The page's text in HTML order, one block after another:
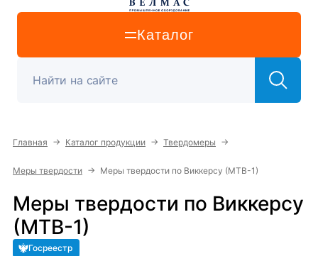
Каталог
Главная → Каталог продукции → Твердомеры →
Меры твердости → Меры твердости по Виккерсу (МТВ-1)
Меры твердости по Виккерсу
(МТВ-1)
Госреестр